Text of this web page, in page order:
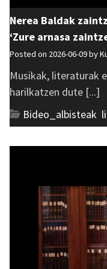
Nerea Baldak
‘Zure arnasa
Posted on 2026-06-09 by
Musikak, literaturak
harilkatzen dute [...]
Bideo_albisteak